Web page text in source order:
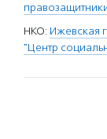
НКО: Ижевская
"Центр